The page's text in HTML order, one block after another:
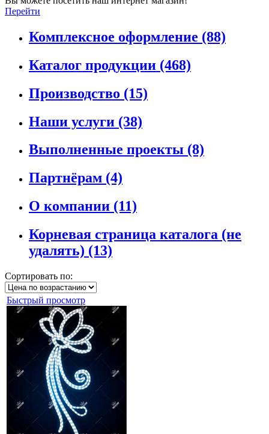
Перейти
Комплексное оформление (88)
Каталог продукции (468)
Производство (15)
Наши услуги (38)
Выполненные проекты (8)
Партнёрам (4)
О компании (11)
Корневая страница каталога (не
удалять) (13)
Сортировать по:
Быстрый просмотр